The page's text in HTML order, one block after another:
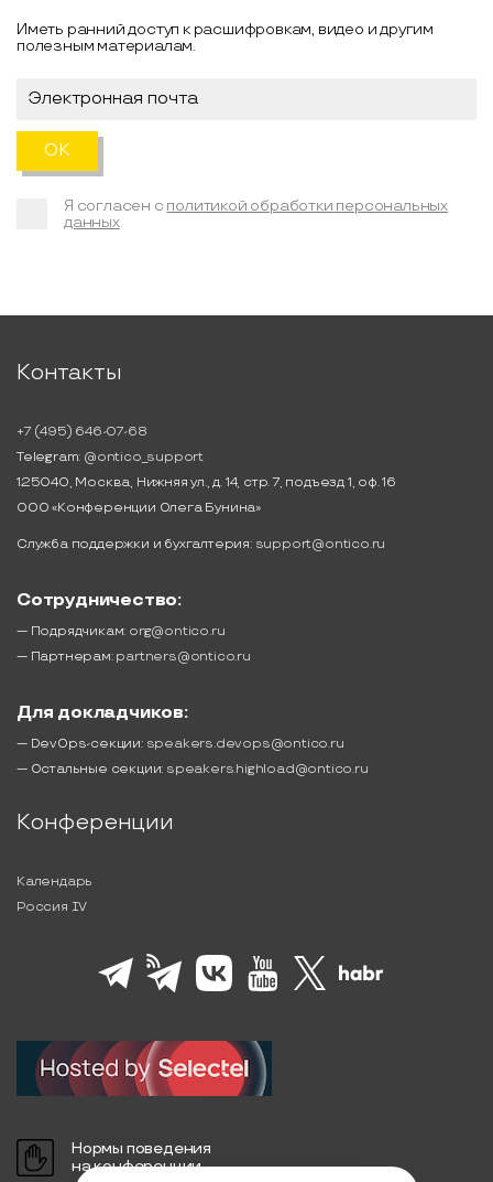
Иметь ранний доступ к расшифровкам, видео и другим
полезным материалам.
Я согласен с политикой обработки персональных
данных
Контакты
+7 (495) 646-07-68
Telegram: @ontico_support
125040, Москва, Нижняя ул., д. 14, стр. 7, подъезд 1, оф. 16
ООО «Конференции Олега Бунина»
Служба поддержки и бухгалтерия: support@ontico.ru
Сотрудничество:
— Подрядчикам: org@ontico.ru
— Партнерам: partners@ontico.ru
Для докладчиков:
— DevOps-секции: speakers.devops@ontico.ru
— Остальные секции: speakers.highload@ontico.ru
Конференции
Календарь
Россия IV
Нормы поведения
на конференции